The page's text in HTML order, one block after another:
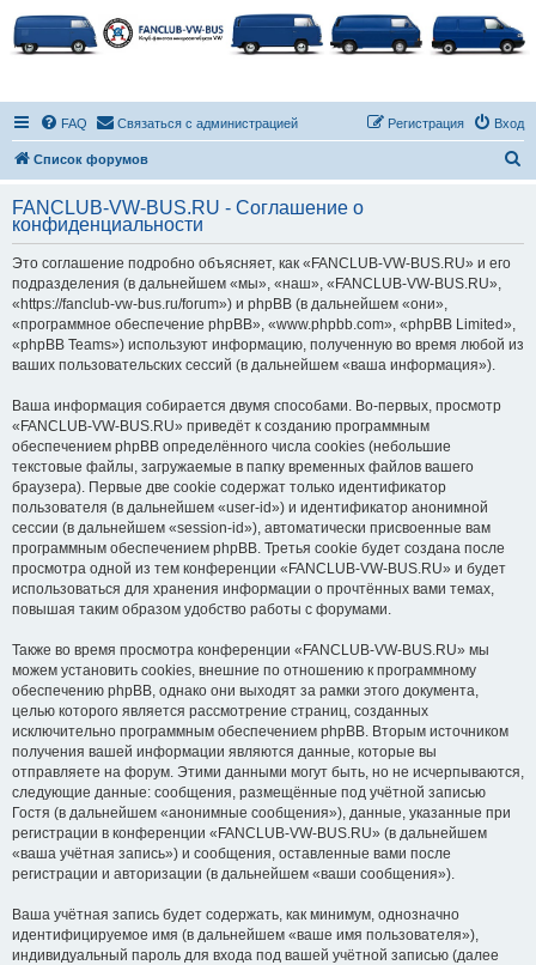
FAQ Связаться с администрацией Вход
Регистрация
Список форумов
с
FANCLUB-VW-BUS.RU - Соглашение о
конфиденциальности
Это соглашение подробно объясняет, как «FANCLUB-VW-BUS.RU» и его
подразделения (в дальнейшем «мы», «наш», «FANCLUB-VW-BUS.RU»,
«https://fanclub-vw-bus.ru/forum») и phpBB (в дальнейшем «они»,
«программное обеспечение phpBB», «www.phpbb.com», «phpBB Limited»,
«phpBB Teams») используют информацию, полученную во время любой из
ваших пользовательских сессий (в дальнейшем «ваша информация»).
Ваша информация собирается двумя способами. Во-первых, просмотр
«FANCLUB-VW-BUS.RU» приведёт к созданию программным
обеспечением phpBB определённого числа cookies (небольшие
текстовые файлы, загружаемые в папку временных файлов вашего
браузера). Первые две cookie содержат только идентификатор
пользователя (в дальнейшем «user-id») и идентификатор анонимной
сессии (в дальнейшем «session-id»), автоматически присвоенные вам
программным обеспечением phpBB. Третья cookie будет создана после
просмотра одной из тем конференции «FANCLUB-VW-BUS.RU» и будет
использоваться для хранения информации о прочтённых вами темах,
повышая таким образом удобство работы с форумами.
Также во время просмотра конференции «FANCLUB-VW-BUS.RU» мы
можем установить cookies, внешние по отношению к программному
обеспечению phpBB, однако они выходят за рамки этого документа,
целью которого является рассмотрение страниц, созданных
исключительно программным обеспечением phpBB. Вторым источником
получения вашей информации являются данные, которые вы
отправляете на форум. Этими данными могут быть, но не исчерпываются,
следующие данные: сообщения, размещённые под учётной записью
Гостя (в дальнейшем «анонимные сообщения»), данные, указанные при
регистрации в конференции «FANCLUB-VW-BUS.RU» (в дальнейшем
«ваша учётная запись») и сообщения, оставленные вами после
регистрации и авторизации (в дальнейшем «ваши сообщения»).
Ваша учётная запись будет содержать, как минимум, однозначно
идентифицируемое имя (в дальнейшем «ваше имя пользователя»),
индивидуальный пароль для входа под вашей учётной записью (далее